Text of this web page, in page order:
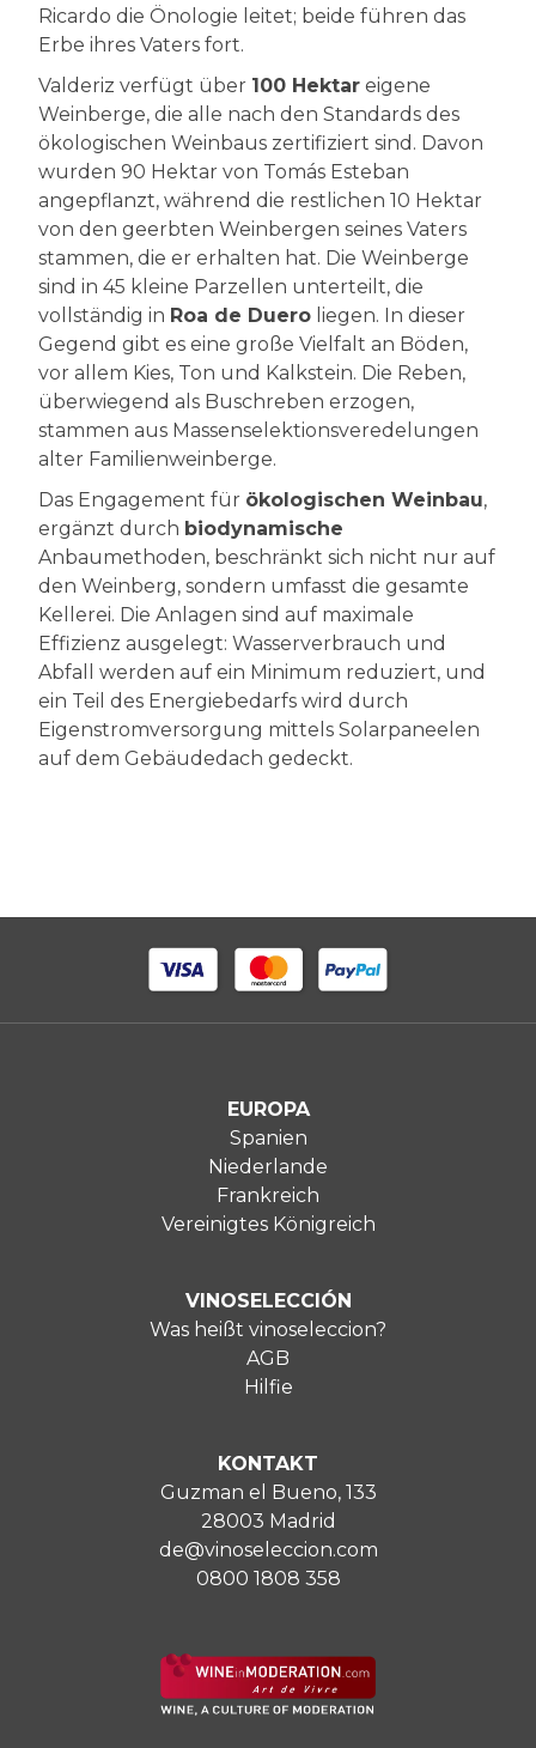
Ricardo die Önologie leitet; beide führen das
Erbe ihres Vaters fort.
Valderiz verfügt über 100 Hektar eigene
Weinberge, die alle nach den Standards des
ökologischen Weinbaus zertifiziert sind. Davon
wurden 90 Hektar von Tomás Esteban
angepflanzt, während die restlichen 10 Hektar
von den geerbten Weinbergen seines Vaters
stammen, die er erhalten hat. Die Weinberge
sind in 45 kleine Parzellen unterteilt, die
vollständig in Roa de Duero liegen. In dieser
Gegend gibt es eine große Vielfalt an Böden,
vor allem Kies, Ton und Kalkstein. Die Reben,
überwiegend als Buschreben erzogen,
stammen aus Massenselektionsveredelungen
alter Familienweinberge.
Das Engagement für ökologischen Weinbau,
ergänzt durch biodynamische
Anbaumethoden, beschränkt sich nicht nur auf
den Weinberg, sondern umfasst die gesamte
Kellerei. Die Anlagen sind auf maximale
Effizienz ausgelegt: Wasserverbrauch und
Abfall werden auf ein Minimum reduziert, und
ein Teil des Energiebedarfs wird durch
Eigenstromversorgung mittels Solarpaneelen
auf dem Gebäudedach gedeckt.
EUROPA
Spanien
Niederlande
Frankreich
Vereinigtes Königreich
VINOSELECCIÓN
Was heißt vinoseleccion?
AGB
Hilfie
KONTAKT
Guzman el Bueno, 133
28003 Madrid
de@vinoseleccion.com
0800 1808 358